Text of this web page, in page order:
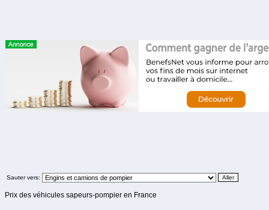
Sauter vers:
Prix des véhicules sapeurs-pompier en France